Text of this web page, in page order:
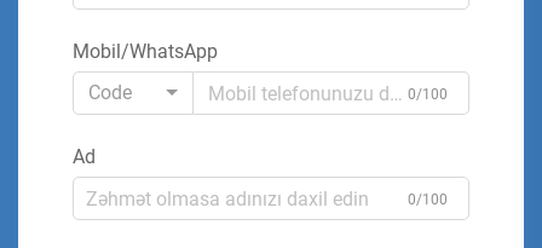
Mobil/WhatsApp
Code
0/100
Ad
0/100